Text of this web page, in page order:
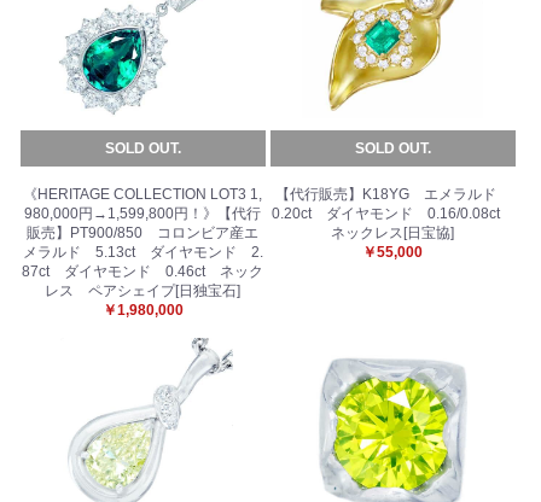
SOLD OUT.
《HERITAGE COLLECTION LOT3 1,
980,000円→1,599,800円！》【代行
販売】PT900/850 コロンビア産エ
メラルド 5.13ct ダイヤモンド 2.
87ct ダイヤモンド 0.46ct ネック
レス ペアシェイプ[日独宝石]
￥1,980,000
SOLD OUT.
【代行販売】K18YG エメラルド
0.20ct ダイヤモンド 0.16/0.08ct
ネックレス[日宝協]
￥55,000